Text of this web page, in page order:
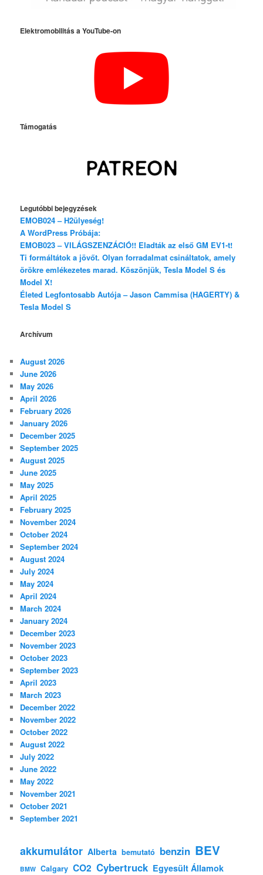
Elektromobilitás a YouTube-on
Támogatás
Legutóbbi bejegyzések
EMOB024 – H2ülyeség!
A WordPress Próbája:
EMOB023 – VILÁGSZENZÁCIÓ!! Eladták az első GM EV1-t!
Ti formáltátok a jövőt. Olyan forradalmat csináltatok, amely
örökre emlékezetes marad. Köszönjük, Tesla Model S és
Model X!
Életed Legfontosabb Autója – Jason Cammisa (HAGERTY) &
Tesla Model S
Archívum
August 2026
June 2026
May 2026
April 2026
February 2026
January 2026
December 2025
September 2025
August 2025
June 2025
May 2025
April 2025
February 2025
November 2024
October 2024
September 2024
August 2024
July 2024
May 2024
April 2024
March 2024
January 2024
December 2023
November 2023
October 2023
September 2023
April 2023
March 2023
December 2022
November 2022
October 2022
August 2022
July 2022
June 2022
May 2022
November 2021
October 2021
September 2021
akkumulátor Alberta bemutató benzin BEV
BMW Calgary CO2 Cybertruck Egyesült Államok